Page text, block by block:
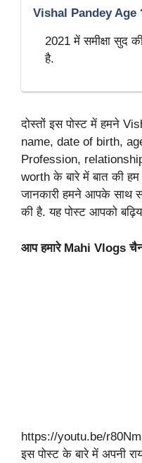
Vishal Pandey Age
2021 में समीक्षा सुद
है.
दोस्तों इस पोस्ट में हमने
name, date of birth,
Profession,
worth के बारे में बात की
जानकारी हमने आपके साथ
की है. यह पोस्ट आपको
आप हमारे Mahi Vlogs
https://youtu.be/
इस पोस्ट के बारे में अपनी